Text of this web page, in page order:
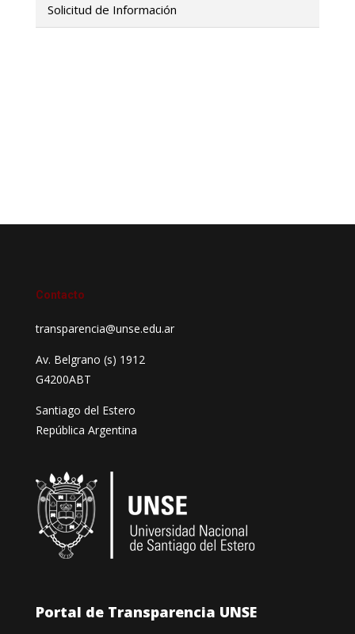
Solicitud de Información
Contacto
transparencia@unse.edu.ar
Av. Belgrano (s) 1912
G4200ABT
Santiago del Estero
República Argentina
Portal de Transparencia UNSE